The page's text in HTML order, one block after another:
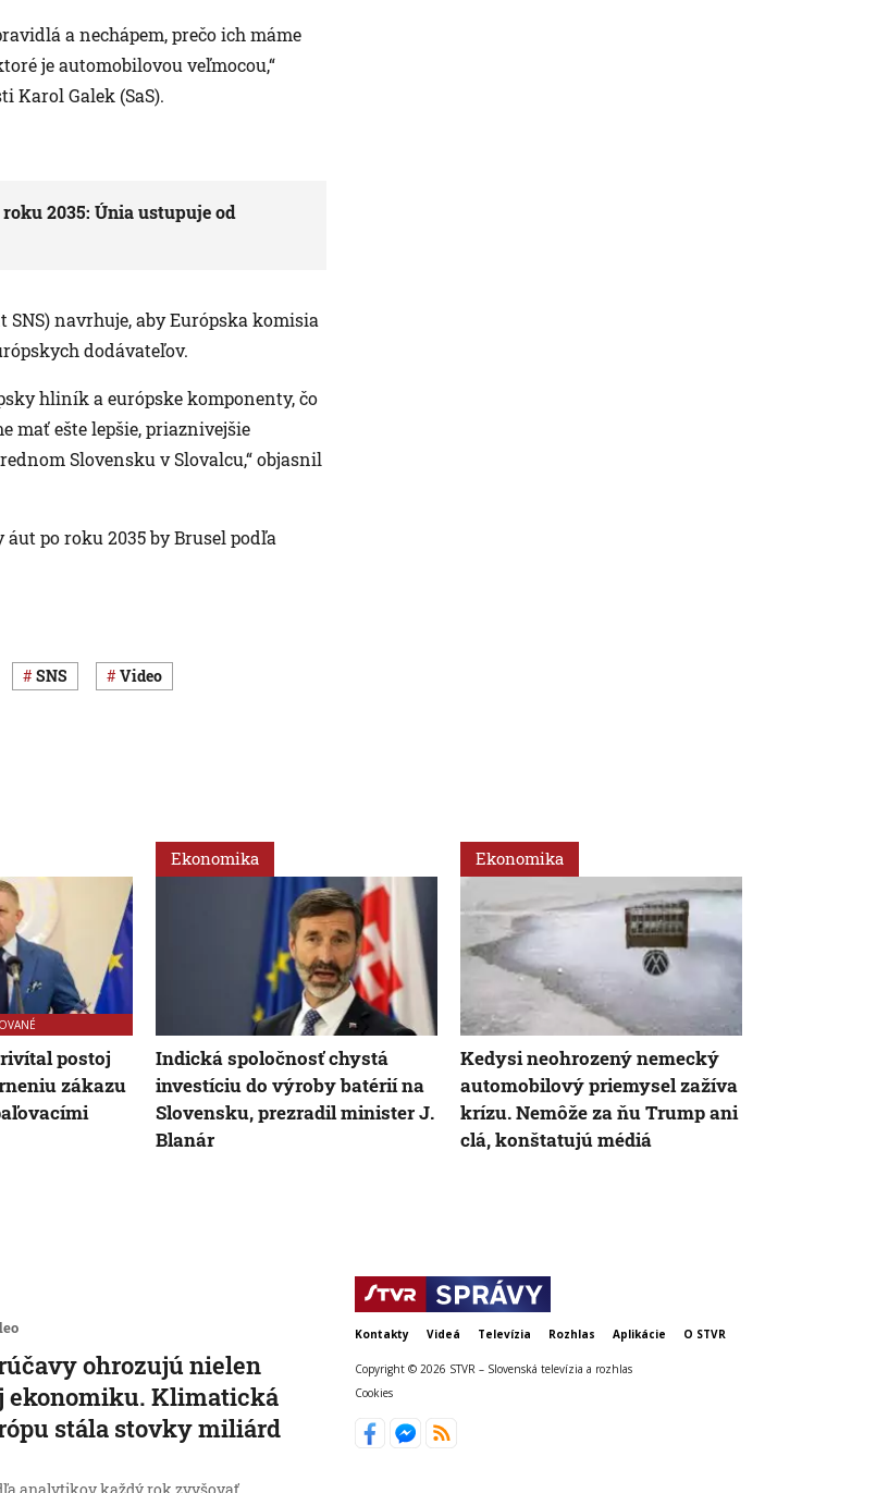
a nechápem, prečo ich máme
je automobilovou veľmocou,“
Karol Galek (SaS).
2035: Únia ustupuje od
navrhuje, aby Európska komisia
dodávateľov.
hliník a európske komponenty, čo
mať ešte lepšie, priaznivejšie
Slovensku v Slovalcu,“ objasnil
po roku 2035 by Brusel podľa
SNS Video
postoj
zákazu
Ekonomika
Indická spoločnosť chystá
investíciu do výroby batérií na
Slovensku, prezradil minister J.
Blanár
Ekonomika
Kedysi neohrozený nemecký
automobilový priemysel zažíva
krízu. Nemôže za ňu Trump ani
clá, konštatujú médiá
ohrozujú nielen
ekonomiku. Klimatická
stála stovky miliárd
Kontakty Videá Televízia Rozhlas Aplikácie O STVR
Copyright © 2026 STVR – Slovenská televízia a rozhlas
Cookies